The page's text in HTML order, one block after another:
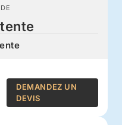
DEMANDEZ UN
DEVIS